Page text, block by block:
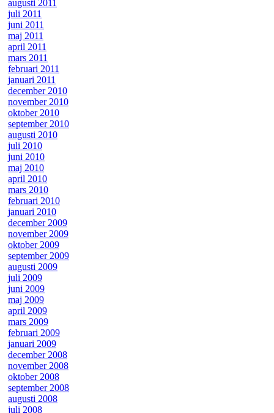
augusti 2011
juli 2011
juni 2011
maj 2011
april 2011
mars 2011
februari 2011
januari 2011
december 2010
november 2010
oktober 2010
september 2010
augusti 2010
juli 2010
juni 2010
maj 2010
april 2010
mars 2010
februari 2010
januari 2010
december 2009
november 2009
oktober 2009
september 2009
augusti 2009
juli 2009
juni 2009
maj 2009
april 2009
mars 2009
februari 2009
januari 2009
december 2008
november 2008
oktober 2008
september 2008
augusti 2008
juli 2008